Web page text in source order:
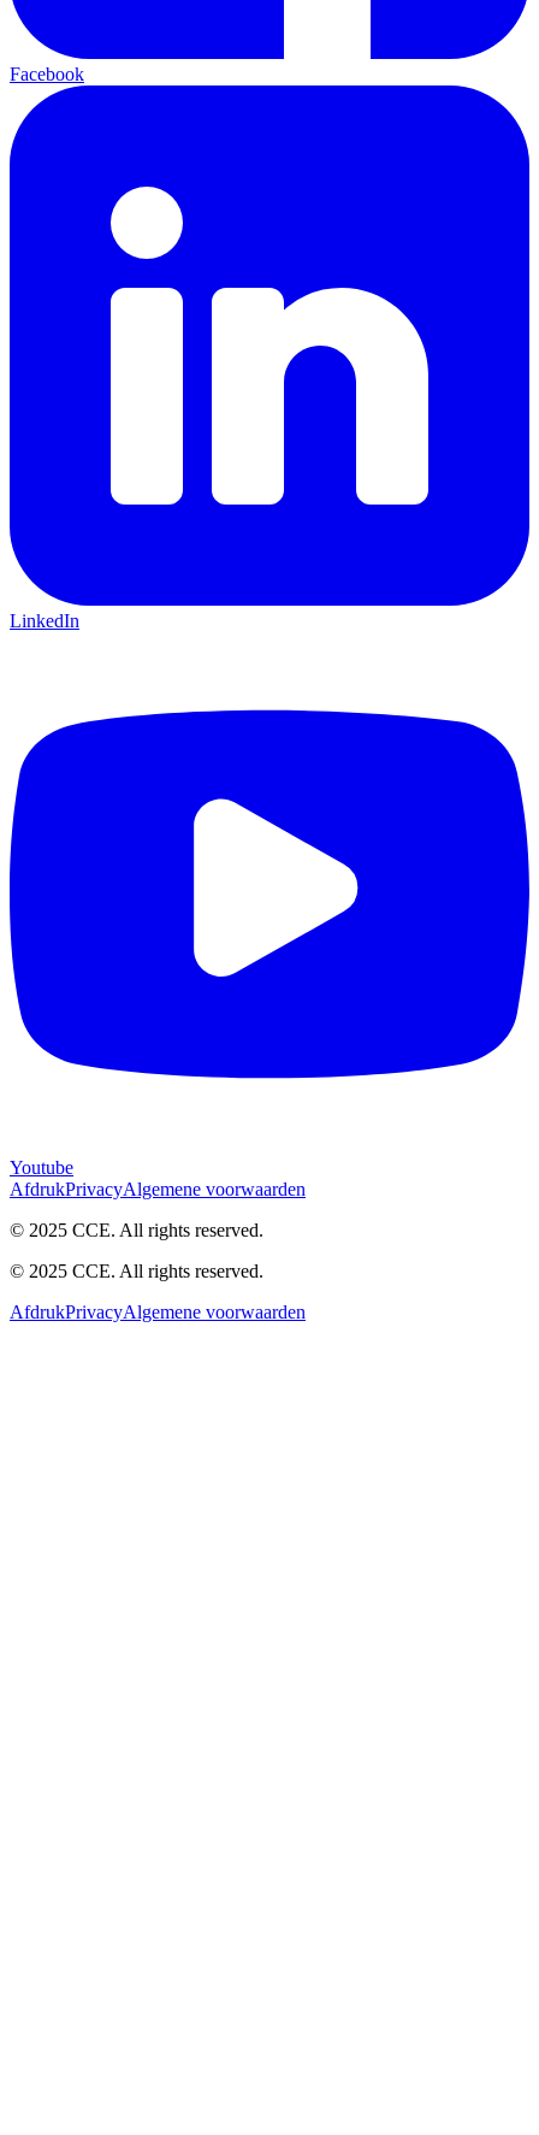
Facebook
LinkedIn
Youtube
AfdrukPrivacyAlgemene voorwaarden
© 2025 CCE. All rights reserved.
© 2025 CCE. All rights reserved.
AfdrukPrivacyAlgemene voorwaarden